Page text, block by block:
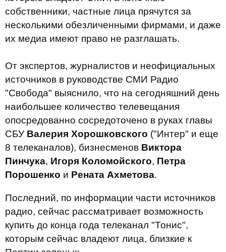
собственники, частные лица прячутся за
несколькими обезличенными фирмами, и даже
их медиа имеют право не разглашать.
От экспертов, журналистов и неофициальных
источников в руководстве СМИ Радио
"Свобода" выяснило, что на сегодняшний день
наибольшее количество телевещания
опосредованно сосредоточено в руках главы
СБУ Валерия Хорошковского ("Интер" и еще
8 телеканалов), бизнесменов Виктора
Пинчука, Игоря Коломойского, Петра
Порошенко и Рената Ахметова.
Последний, по информации части источников
радио, сейчас рассматривает возможность
купить до конца года телеканал "Тонис",
которым сейчас владеют лица, близкие к